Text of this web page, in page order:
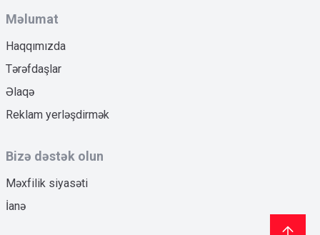
Məlumat
Haqqımızda
Tərəfdaşlar
Əlaqə
Reklam yerləşdirmək
Bizə dəstək olun
Məxfilik siyasəti
İanə